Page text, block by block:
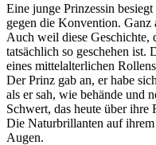
Eine junge Prinzessin
gegen die Konvention. Ganz
Auch weil diese Geschichte,
tatsächlich so geschehen
eines mittelalterlichen
Der Prinz gab an, er habe
als er sah, wie behände und
Schwert, das heute über
Die Naturbrillanten auf
Augen.